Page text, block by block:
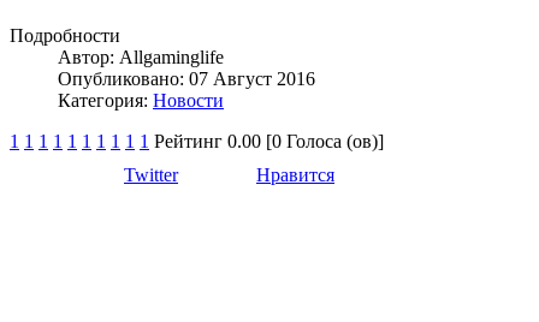
Подробности
Автор: Allgaminglife
Опубликовано: 07 Август 2016
Категория: Новости
1 1 1 1 1 1 1 1 1 1 Рейтинг 0.00 [0 Голоса (ов)]
Twitter
Нравится